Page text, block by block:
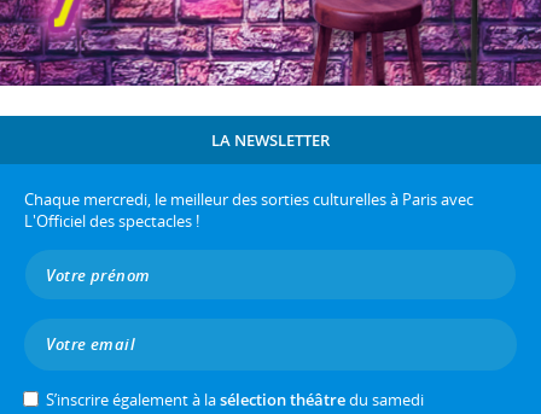
LA NEWSLETTER
Chaque mercredi, le meilleur des sorties culturelles à Paris avec
L'Officiel des spectacles !
S’inscrire également à lasélection théâtredu samedi